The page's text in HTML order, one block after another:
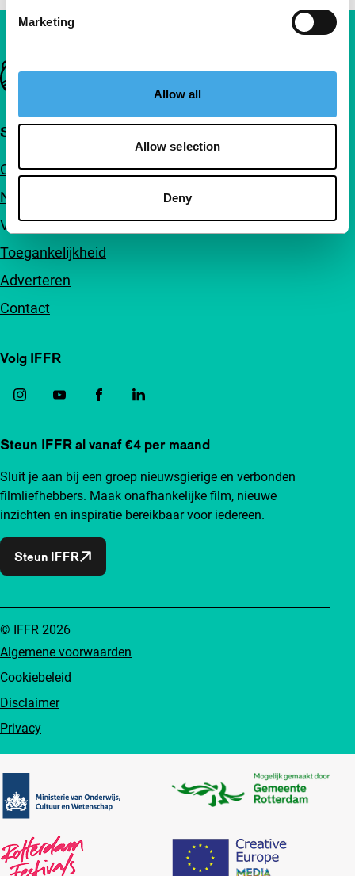
Marketing
Allow all
Allow selection
Deny
Belangrijke links
Snel naar
Over ons
Nieuwsbrieven
Veelgestelde vragen
Toegankelijkheid
Adverteren
Contact
Volg IFFR
Steun IFFR al vanaf €4 per maand
Sluit je aan bij een groep nieuwsgierige en verbonden
filmliefhebbers. Maak onafhankelijke film, nieuwe
inzichten en inspiratie bereikbaar voor iedereen.
Steun IFFR
Algemene voorwaarden
Cookiebeleid
Disclaimer
Privacy
© IFFR 2026